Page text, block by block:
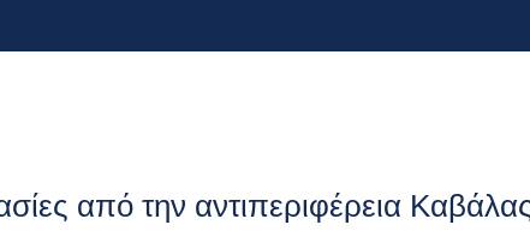
από την αντιπεριφέρεια